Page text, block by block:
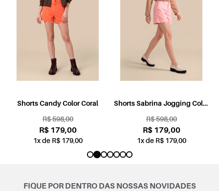
Shorts Candy Color Coral
R$ 598,00
R$ 179,00
1x de R$ 179,00
Shorts Sabrina Jogging Color
R$ 598,00
R$ 179,00
1x de R$ 179,00
FIQUE POR DENTRO DAS NOSSAS NOVIDADES